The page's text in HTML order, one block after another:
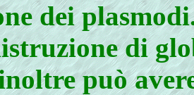
dei
di
può